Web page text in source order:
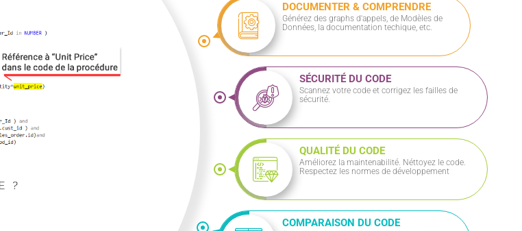
DOCUMENTER & COMPRENDRE
Générez des graphs d'appels, de Modèles de
Données, la documentation techique, etc.
SÉCURITÉ DU CODE
Scannez votre code et corrigez les failles de
sécurité.
QUALITÉ DU CODE
Améliorez la maintenabilité. Néttoyez le code.
Respectez les normes de développement
COMPARAISON DU CODE